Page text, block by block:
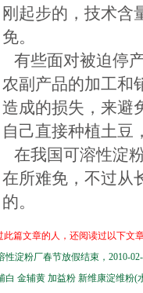
刚起步的，技术含
免。
有些面对被迫停
农副产品的加工和
造成的损失，来避
自己直接种植土豆
在我国可溶性淀
在所难免，不过从
的。
此篇文章的人，还阅读过以下文
性淀粉厂春节放假结束，2010-
白 金辅黄 加益粉 新维康淀维粉(